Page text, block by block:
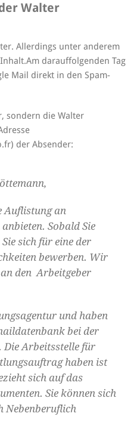
Walter
Allerdings unter anderem
darauffolgenden Tag
Mail direkt in den Spam-
sondern die Walter
der Absender:
Auflistung an
Sobald Sie
sich für eine der
bewerben. Wir
den Arbeitgeber
und haben
bei der
Die Arbeitsstelle für
haben ist
sich auf das
Sie können sich
Nebenberuflich